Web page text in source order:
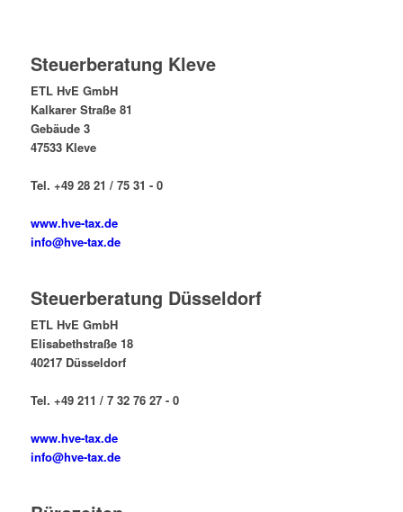
Steuerberatung Kleve
ETL HvE GmbH
Kalkarer Straße 81
Gebäude 3
47533 Kleve
Tel. +49 28 21 / 75 31 - 0
www.hve-tax.de
info@hve-tax.de
Steuerberatung Düsseldorf
ETL HvE GmbH
Elisabethstraße 18
40217 Düsseldorf
Tel. +49 211 / 7 32 76 27 - 0
www.hve-tax.de
info@hve-tax.de